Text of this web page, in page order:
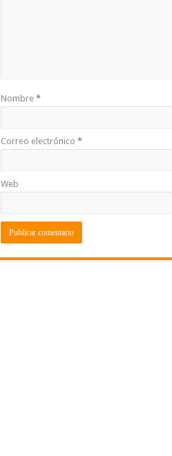
Nombre *
Correo electrónico *
Web